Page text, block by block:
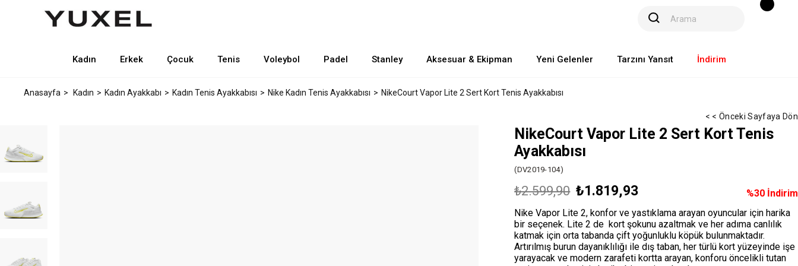
Kadın Erkek Çocuk Tenis Voleybol Padel Stanley Aksesuar & Ekipman Yeni Gelenler Tarzını Yansıt İndirim
Anasayfa Kadın Kadın Ayakkabı Kadın Tenis Ayakkabısı Nike Kadın Tenis Ayakkabısı NikeCourt Vapor Lite 2 Sert Kort Tenis Ayakkabısı
< < Önceki Sayfaya Dön
NikeCourt Vapor Lite 2 Sert Kort Tenis
Ayakkabısı
(DV2019-104)
%30İndirim
₺2.599,90 ₺1.819,93
Nike Vapor Lite 2, konfor ve yastıklama arayan oyuncular için harika
bir seçenek. Lite 2 de kort şokunu azaltmak ve her adıma canlılık
katmak için orta tabanda çift yoğunluklu köpük bulunmaktadır.
Artırılmış burun dayanıklılığı ile dış taban, her türlü kort yüzeyinde işe
yarayacak ve modern zarafeti kortta arayan, konforu öncelikli tutan